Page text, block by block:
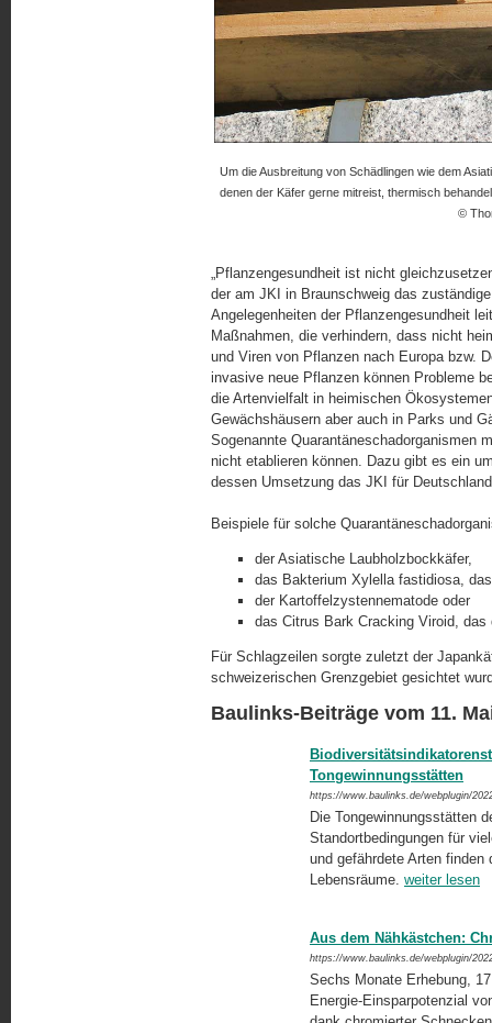
Um die Ausbreitung von Schädlingen wie dem
denen der Käfer gerne mitreist, thermisch
©
„Pflanzengesundheit ist nicht
der am JKI in Braunschweig das
Angelegenheiten der Pflanzengesundheit
Maßnahmen, die verhindern, dass nicht
und Viren von Pflanzen nach Europa bzw.
invasive neue Pflanzen können Probleme
die Artenvielfalt in heimischen
Gewächshäusern aber auch in Parks und
Sogenannte Quarantäneschadorganismen
nicht etablieren können. Dazu gibt es ein
dessen Umsetzung das JKI für
Beispiele für solche
der Asiatische Laubholzbockkäfer,
das Bakterium Xylella fastidiosa,
der Kartoffelzystennematode oder
das Citrus Bark Cracking Viroid,
Für Schlagzeilen sorgte zuletzt der
schweizerischen Grenzgebiet gesichtet
Baulinks-Beiträge vom 11.
Tongewinnungsstätten
https://www.baulinks.de/webplugin/
Die Tongewinnungsstätten
Standortbedingungen für
und gefährdete Arten finden
Lebensräume. weiter lesen
Aus dem Nähkästchen:
https://www.baulinks.de/webplugin/
Sechs Monate Erhebung,
Energie-Einsparpotenzial